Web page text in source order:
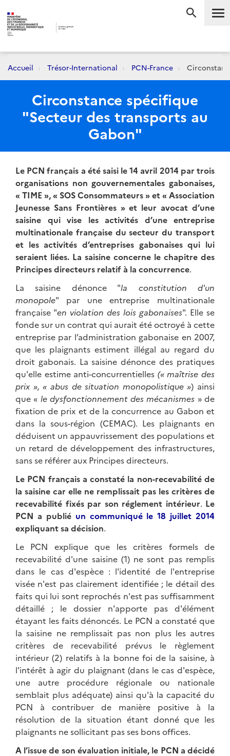
Accueil Trésor-International PCN-France
Circonstance spécifique
"Secteur des transports au
Gabon"
Le PCN français a été saisi le 14 avril 2014 par trois
organisations non gouvernementales gabonaises,
« TIME », « SOS Consommateurs » et « Association
Jeunesse Sans Frontières » et leur avocat d’une
saisine qui vise les activités d’une entreprise
multinationale française du secteur du transport
et les activités d’entreprises gabonaises qui lui
seraient liées. La saisine concerne le chapitre des
Principes directeurs relatif à la concurrence.
La saisine dénonce "la constitution d'un
monopole" par une entreprise multinationale
française "en violation des lois gabonaises". Elle se
fonde sur un contrat qui aurait été octroyé à cette
entreprise par l’administration gabonaise en 2007,
que les plaignants estiment illégal au regard du
droit gabonais. La saisine dénonce des pratiques
qu'elle estime anti-concurrentielles (« maîtrise des
prix », « abus de situation monopolistique ») ainsi
que « le dysfonctionnement des mécanismes » de
fixation de prix et de la concurrence au Gabon et
dans la sous-région (CEMAC). Les plaignants en
déduisent un appauvrissement des populations et
un retard de développement des infrastructures,
sans se référer aux Principes directeurs.
Le PCN français a constaté la non-recevabilité de
la saisine car elle ne remplissait pas les critères de
recevabilité fixés par son réglement intérieur. Le
PCN a publié un communiqué le 18 juillet 2014
expliquant sa décision.
Le PCN explique que les critères formels de
recevabilité d'une saisine (1) ne sont pas remplis
dans le cas d'espèce : l'identité de l'entreprise
visée n'est pas clairement identifiée ; le détail des
faits qui lui sont reprochés n'est pas suffisamment
détaillé ; le dossier n'apporte pas d'élément
étayant les faits dénoncés. Le PCN a constaté que
la saisine ne remplissait pas non plus les autres
critères de recevabilité prévus le règlement
intérieur (2) relatifs à la bonne foi de la saisine, à
l'intérêt à agir du plaignant (dans le cas d'espèce,
une autre procédure régionale ou nationale
semblait plus adéquate) ainsi qu'à la capacité du
PCN à contribuer de manière positive à la
résolution de la situation étant donné que les
plaignants ne sollicitant pas ses bons offices.
A l’issue de son évaluation initiale, le PCN a décidé